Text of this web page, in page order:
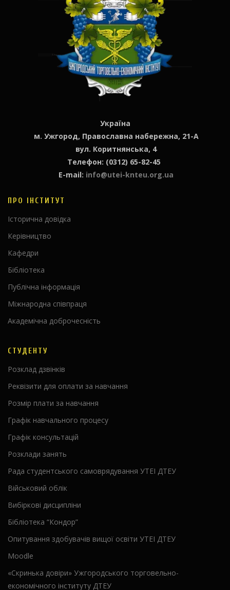
Україна
м. Ужгород, Православна набережна, 21-А
вул. Коритнянська, 4
Телефон: (0312) 65-82-45
E-mail: info@utei-knteu.org.ua
ПРО ІНСТИТУТ
Історична довідка
Керівництво
Кафедри
Бібліотека
Публічна інформація
Міжнародна співпраця
Академічна доброчесність
СТУДЕНТУ
Розклад дзвінків
Реквізити для оплати за навчання
Розмір плати за навчання
Графік навчального процесу
Графік консультацій
Розклади занять
Рада студентського самоврядування УТЕІ ДТЕУ
Військовий облік
Вибіркові дисципліни
Бібліотека “Кондор”
Опитування здобувачів вищої освіти УТЕІ ДТЕУ
Moodle
«Скринька довіри» Ужгородського торговельно-
економічного інституту ДТЕУ